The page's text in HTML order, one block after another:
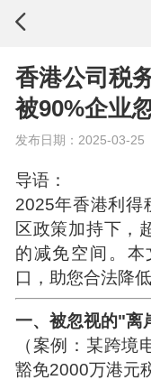
香港公司税
被90%企业
发布日期：2025-03-25
导语：
2025年香港利得
区政策加持下，
的减免空间。
口，助您合法降
一、被忽视的"离
（案例：某跨
豁免2000万港元